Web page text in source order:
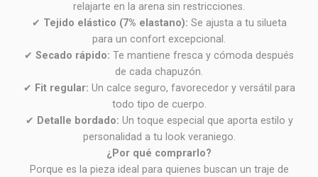
relajarte en la arena sin restricciones.
✔ Tejido elástico (7% elastano): Se ajusta a tu silueta
para un confort excepcional.
✔ Secado rápido: Te mantiene fresca y cómoda después
de cada chapuzón.
✔ Fit regular: Un calce seguro, favorecedor y versátil para
todo tipo de cuerpo.
✔ Detalle bordado: Un toque especial que aporta estilo y
personalidad a tu look veraniego.
¿Por qué comprarlo?
Porque es la pieza ideal para quienes buscan un traje de